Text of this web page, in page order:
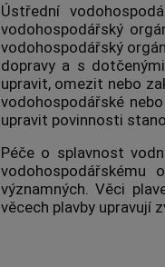
Ústřední
vodohospodářský
vodohospodářský
dopravy a s
upravit, omezit nebo
vodohospodářské
upravit povinnosti
Péče o splavnost
vodohospodářskému
významných. Věci
věcech plavby upravují